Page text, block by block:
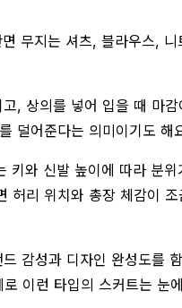
무지는 셔츠, 블라우스, 니
, 상의를 넣어 입을 때 마
덜어준다는 의미이기도 해
키와 신발 높이에 따라 분
허리 위치와 총장 체감이
감성과 디자인 완성도를
이런 타입의 스커트는 눈